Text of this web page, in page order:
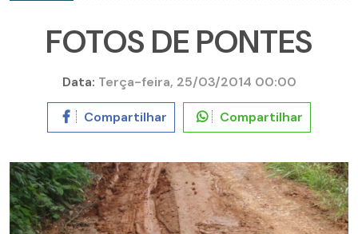
FOTOS DE PONTES
Data: Terça-feira, 25/03/2014 00:00
Compartilhar Compartilhar